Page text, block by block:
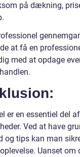
på dækning,
at få en
med at opdage
er en essentiel del
Ved at have
og tips kan man
Uanset